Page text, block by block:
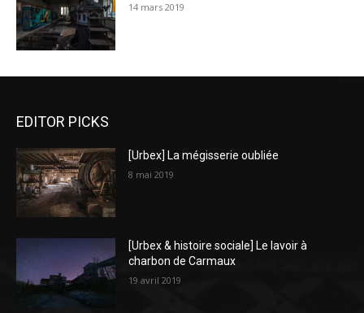
14 mars 2019
EDITOR PICKS
[Urbex] La mégisserie oubliée
8 mai 2019
[Urbex & histoire sociale] Le lavoir à
charbon de Carmaux
19 avril 2019